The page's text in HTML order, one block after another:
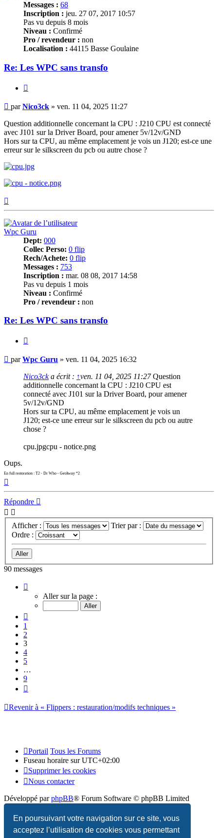
En poursuivant votre navigation sur ce site, vous
acceptez l’utilisation de cookies vous permettant
Messages : 68
Inscription : jeu. 27 07, 2017 10:57
Pas vu depuis 8 mois
Niveau : Confirmé
Pro / revendeur : non
Localisation : 44115 Basse Goulaine
Re: Les WPC sans transfo
Message
parNico3ck » ven. 11 04, 2025 11:27
Question additionnelle concernant la CPU : J210 CPU est connecté
avec J101 sur la Driver Board, pour amener 5v/12v/GND
Hors sur ta CPU, au même emplacement je vois un J120; est-ce une
erreur sur le silkscreen du pcb ou autre chose ?
Wpc Guru
Dept: 000
Collec Perso: 0 flip
Rech/Achete: 0 flip
Messages : 753
Inscription : mar. 08 08, 2017 14:58
Pas vu depuis 1 mois
Niveau : Confirmé
Pro / revendeur : non
Re: Les WPC sans transfo
Message
parWpc Guru » ven. 11 04, 2025 16:32
Nico3cka écrit : ↑ven. 11 04, 2025 11:27Question
additionnelle concernant la CPU : J210 CPU est
connecté avec J101 sur la Driver Board, pour amener
5v/12v/GND
Hors sur ta CPU, au même emplacement je vois un
J120; est-ce une erreur sur le silkscreen du pcb ou autre
chose ?
cpu.jpgcpu - notice.png
Oups.
En full restoration : T2 - Dr Who - GetAway *2
Répondre
Afficher :
Trier par :
Ordre :
90 messages
sur
Aller sur la page :
1
2
3
4
5
…
9
Revenir à « Flippers : restauration/modifs techniques »
Portail Tous les Forums
Fuseau horaire surUTC+02:00
Supprimer les cookies
Nous contacter
Développé parphpBB® Forum Software © phpBB Limited
Traduction française officielle©Qiaeru
Confidentialité |Conditions